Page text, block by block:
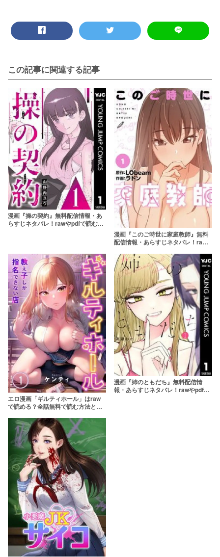
この記事に関連する記事
漫画『操の契約』無料配信情報・あ
らすじネタバレ！rawやpdfで読むの
漫画『このご時世に家庭教師』無料
配信情報・あらすじネタバレ！raw
エロ漫画「ギルティホール」はraw
で読める？全話無料で読む方法とあ
きない店】
漫画『姉のともだち』無料配信情
報・あらすじネタバレ！rawやpdfで